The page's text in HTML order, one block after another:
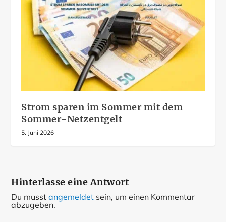
Strom sparen im Sommer mit dem
Sommer-Netzentgelt
5. Juni 2026
Hinterlasse eine Antwort
Du musstangemeldet sein, um einen Kommentar
abzugeben.